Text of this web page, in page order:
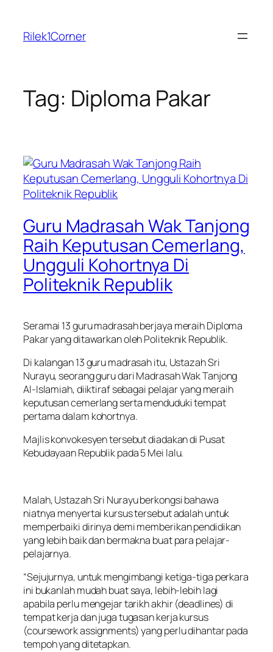
content
Rilek1Corner
Tag: Diploma Pakar
Guru Madrasah Wak Tanjong
Raih Keputusan Cemerlang,
Ungguli Kohortnya Di
Politeknik Republik
Seramai 13 guru madrasah berjaya meraih Diploma
Pakar yang ditawarkan oleh Politeknik Republik.
Di kalangan 13 guru madrasah itu, Ustazah Sri
Nurayu, seorang guru dari Madrasah Wak Tanjong
Al-Islamiah, diiktiraf sebagai pelajar yang meraih
keputusan cemerlang serta menduduki tempat
pertama dalam kohortnya.
Majlis konvokesyen tersebut diadakan di Pusat
Kebudayaan Republik pada 5 Mei lalu.
Malah, Ustazah Sri Nurayu berkongsi bahawa
niatnya menyertai kursus tersebut adalah untuk
memperbaiki dirinya demi memberikan pendidikan
yang lebih baik dan bermakna buat para pelajar-
pelajarnya.
“Sejujurnya, untuk mengimbangi ketiga-tiga perkara
ini bukanlah mudah buat saya, lebih-lebih lagi
apabila perlu mengejar tarikh akhir (deadlines) di
tempat kerja dan juga tugasan kerja kursus
(coursework assignments) yang perlu dihantar pada
tempoh yang ditetapkan.